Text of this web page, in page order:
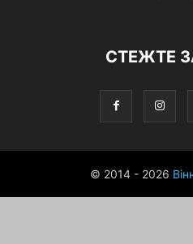
СТЕЖТЕ
© 2014 - 2026